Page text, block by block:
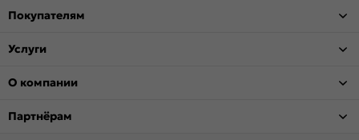
Покупателям
Услуги
О компании
Партнёрам